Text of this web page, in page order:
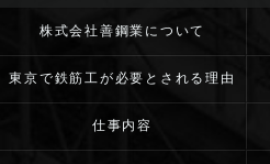
株式会社善鋼業について
東京で鉄筋工が必要とされる理由
仕事内容